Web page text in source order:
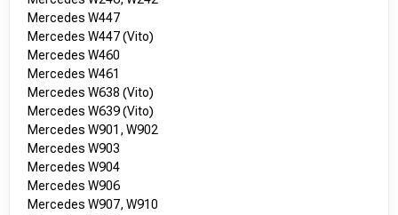
Mercedes W447
Mercedes W447 (Vito)
Mercedes W460
Mercedes W461
Mercedes W638 (Vito)
Mercedes W639 (Vito)
Mercedes W901, W902
Mercedes W903
Mercedes W904
Mercedes W906
Mercedes W907, W910